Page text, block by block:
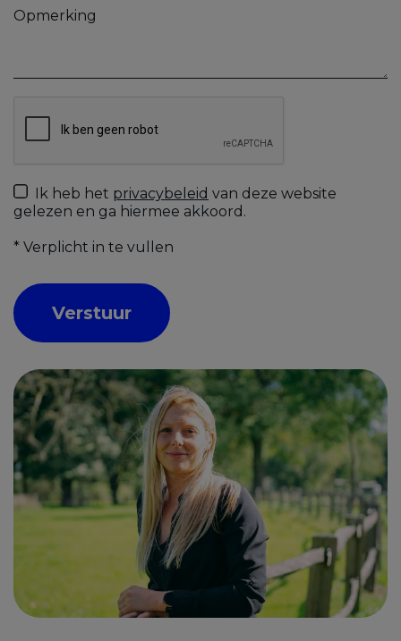
Ik heb het privacybeleid van deze website
gelezen en ga hiermee akkoord.
* Verplicht in te vullen
Verstuur